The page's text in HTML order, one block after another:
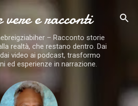
vere e racconti
– Racconto storie
realtà, che restano dentro. Dai
video ai podcast, trasformo
ed esperienze in narrazione.